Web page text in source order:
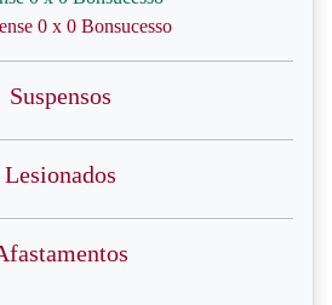
0 x 0 Bonsucesso
Suspensos
Lesionados